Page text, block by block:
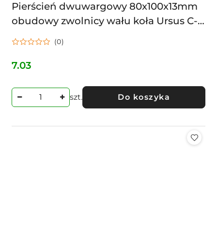
Pierścień dwuwargowy 80x100x13mm
obudowy zwolnicy wału koła Ursus C-
330 50.74.229.0
(0)
Cena:
7.03
szt. Do koszyka